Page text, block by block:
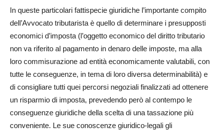
In queste particolari fattispecie giuridiche l’importante compito
dell’Avvocato tributarista è quello di determinare i presupposti
economici d’imposta (l’oggetto economico del diritto tributario
non va riferito al pagamento in denaro delle imposte, ma alla
loro commisurazione ad entità economicamente valutabili, con
tutte le conseguenze, in tema di loro diversa determinabilità) e
di consigliare tutti quei percorsi negoziali finalizzati ad ottenere
un risparmio di imposta, prevedendo però al contempo le
conseguenze giuridiche della scelta di una tassazione più
conveniente. Le sue conoscenze giuridico-legali gli